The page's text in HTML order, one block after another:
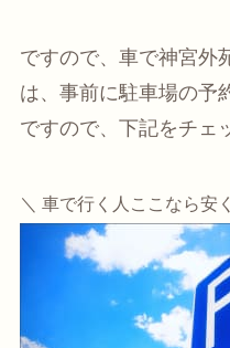
ですので、車で神宮外
は、事前に駐車場の予
ですので、下記をチェ
＼ 車で行く人ここなら安